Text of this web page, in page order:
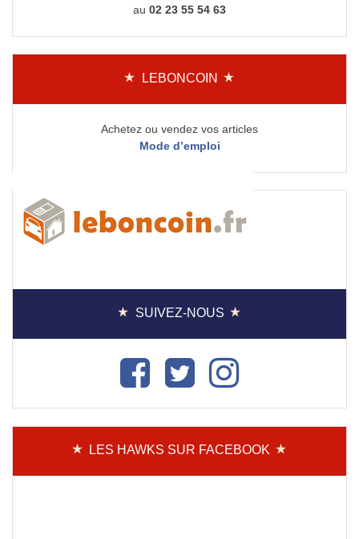
au 02 23 55 54 63
LEBONCOIN
Achetez ou vendez vos articles
Mode d’emploi
SUIVEZ-NOUS
LES HAWKS SUR FACEBOOK